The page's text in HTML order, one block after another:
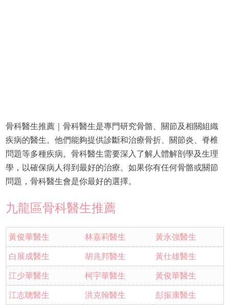
骨科醫生推薦｜骨科醫生是專門研究骨骼、關節及相關組織
疾病的醫生。他們能夠提供診斷和治療骨折、關節炎、脊椎
問題等多種疾病。骨科醫生需要深入了解人體解剖學及生理
學，以確保病人得到最好的治療。如果你有任何骨骼或關節
問題，骨科醫生會是你最好的選擇。
九龍區骨科醫生推薦
黃俊華醫生 林嘉莉醫生 黃永強醫生
白展成醫生 胡兆邦醫生 黃仕雄醫生
江少華醫生 柯宇華醫生 黃俊華醫生
江志聰醫生 洪克翰醫生 彭振康醫生